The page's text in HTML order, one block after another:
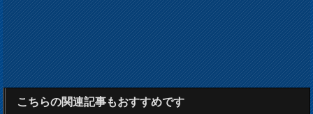
こちらの関連記事もおすすめです